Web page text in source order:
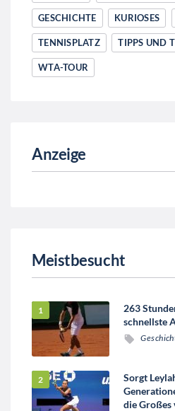
GESCHICHTE KURIOSES
TENNISPLATZ TIPPS UND
WTA-TOUR
Anzeige
Meistbesucht
263
schnellste
Sorgt
die Großes